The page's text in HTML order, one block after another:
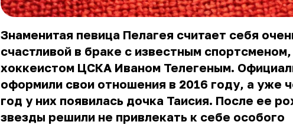
Знаменитая певица Пелагея считает себя
счастливой в браке с известным спортсменом,
хоккеистом ЦСКА Иваном Телегеным.
оформили свои отношения в 2016 году, а уже
год у них появилась дочка Таисия. После ее
звезды решили не привлекать к себе особого